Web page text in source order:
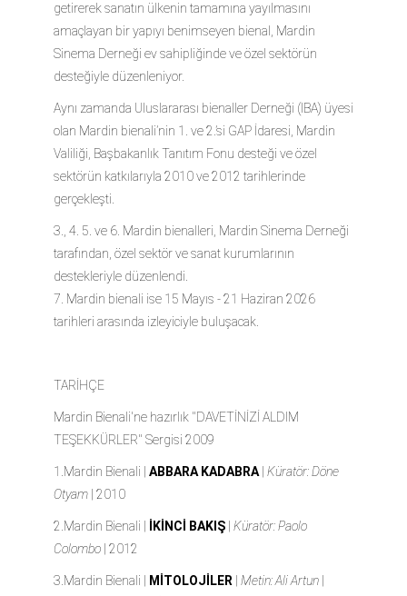
getirerek sanatın ülkenin tamamına yayılmasını
amaçlayan bir yapıyı benimseyen bienal, Mardin
Sinema Derneği ev sahipliğinde ve özel sektörün
desteğiyle düzenleniyor.
Aynı zamanda Uluslararası bienaller Derneği (IBA) üyesi
olan Mardin bienali’nin 1. ve 2.’si GAP İdaresi, Mardin
Valiliği, Başbakanlık Tanıtım Fonu desteği ve özel
sektörün katkılarıyla 2010 ve 2012 tarihlerinde
gerçekleşti.
3., 4. 5. ve 6. Mardin bienalleri, Mardin Sinema Derneği
tarafından, özel sektör ve sanat kurumlarının
destekleriyle düzenlendi.
7. Mardin bienali ise 15 Mayıs - 21 Haziran 2026
tarihleri arasında izleyiciyle buluşacak.
TARİHÇE
Mardin Bienali'ne hazırlık ''DAVETİNİZİ ALDIM
TEŞEKKÜRLER'' Sergisi 2009
1.Mardin Bienali | ABBARA KADABRA Küratör: Döne
Otyam 2010
2.Mardin Bienali | İKİNCİ BAKIŞ Küratör: Paolo
Colombo 2012
3.Mardin Bienali | MİTOLOJİLER Metin: Ali Artun